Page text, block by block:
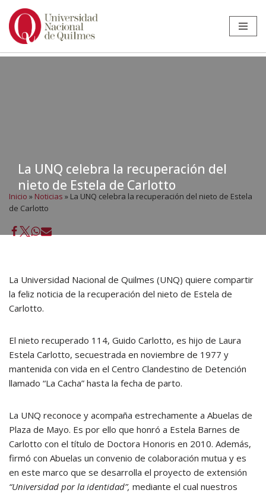
Ir
La UNQ celebra la recuperación del
nieto de Estela de Carlotto
Inicio » Noticias » La UNQ celebra la recuperación del nieto de Estela
de Carlotto
La Universidad Nacional de Quilmes (UNQ) quiere compartir
la feliz noticia de la recuperación del nieto de Estela de
Carlotto.
El nieto recuperado 114, Guido Carlotto, es hijo de Laura
Estela Carlotto, secuestrada en noviembre de 1977 y
mantenida con vida en el Centro Clandestino de Detención
llamado “La Cacha” hasta la fecha de parto.
La UNQ reconoce y acompaña estrechamente a Abuelas de
Plaza de Mayo. Es por ello que honró a Estela Barnes de
Carlotto con el título de Doctora Honoris en 2010. Además,
firmó con Abuelas un convenio de colaboración mutua y es
en este marco que se desarrolla el proyecto de extensión
“Universidad por la identidad”, mediante el cual nuestros